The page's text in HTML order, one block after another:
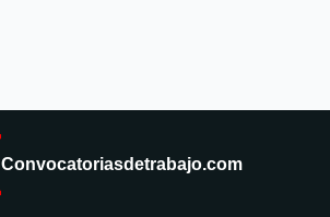
Convocatoriasdetrabajo.com